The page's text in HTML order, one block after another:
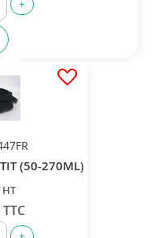
(50-270ML)